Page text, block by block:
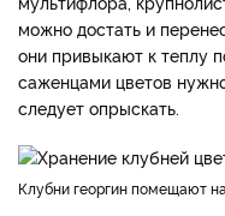
можно достать и
они привыкают к теплу
саженцами цветов
следует опрыскать.
клубни георгин помещают